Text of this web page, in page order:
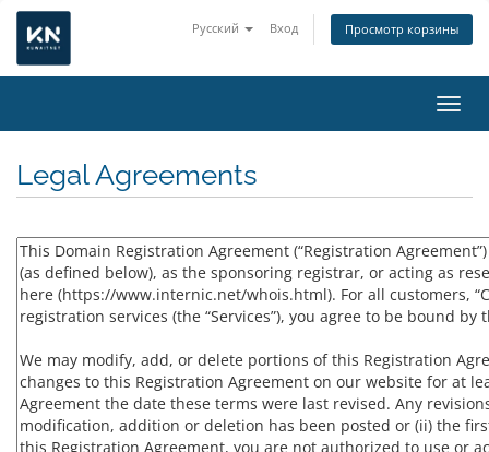
Русский Вход Просмотр корзины
Legal Agreements